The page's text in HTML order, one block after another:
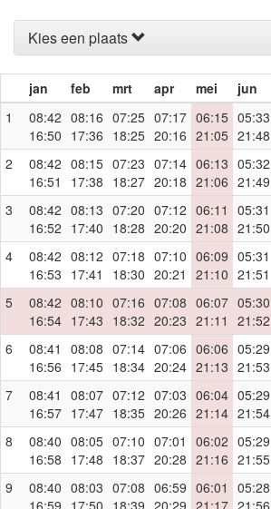
Kies een plaats
jan feb mrt apr mei jun
1
08:42
16:50
08:16
17:36
07:25
18:25
07:17
20:16
06:15
21:05
05:33
21:48
2
08:42
16:51
08:15
17:38
07:23
18:27
07:14
20:18
06:13
21:06
05:32
21:49
3
08:42
16:52
08:13
17:40
07:20
18:28
07:12
20:20
06:11
21:08
05:31
21:50
4
08:42
16:53
08:12
17:41
07:18
18:30
07:10
20:21
06:09
21:10
05:31
21:51
5
08:42
16:54
08:10
17:43
07:16
18:32
07:08
20:23
06:07
21:11
05:30
21:52
6
08:41
16:56
08:08
17:45
07:14
18:34
07:06
20:24
06:06
21:13
05:29
21:53
7
08:41
16:57
08:07
17:47
07:12
18:35
07:03
20:26
06:04
21:14
05:29
21:54
8
08:40
16:58
08:05
17:48
07:10
18:37
07:01
20:28
06:02
21:16
05:29
21:55
9
08:40
16:59
08:03
17:50
07:08
18:39
06:59
20:29
06:01
21:17
05:28
21:56